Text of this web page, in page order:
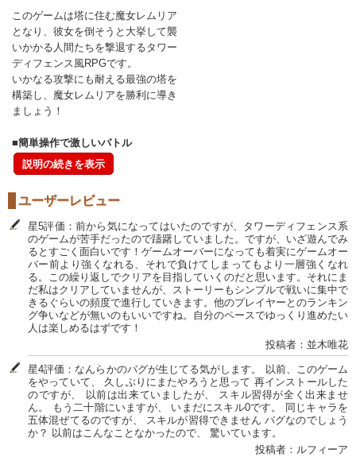
このゲームは塔に住む魔女レムリア
となり、彼女を倒そうと大挙して襲
いかかる人間たちを撃退するタワー
ディフェンス風RPGです。
いかなる攻撃にも耐える最強の塔を
構築し、魔女レムリアを勝利に導き
ましょう！
■簡単操作で激しいバトル
説明の続きを表示
ユーザーレビュー
星5評価：前から気になってはいたのですが、タワーディフェンス系
のゲームが苦手だったので躊躇していました。ですが、いざ遊んでみ
るとすごく面白いです！ゲームオーバーになっても着実にゲームオー
バー前より強くなれる、それで負けてしまってもより一層強くなれ
る。この繰り返しでクリアを目指していくのだと思います。それにま
だ私はクリアしていませんが、ストーリーもシンプルで戦いに集中で
きるぐらいの頻度で進行していきます。他のプレイヤーとのランキン
グ争いなどが無いのもいいですね。自分のペースでゆっくり進めたい
人は楽しめるはずです！
投稿者：並木唯花
星4評価：なんらかのバグが生じてる気がします。 以前、このゲーム
をやっていて、 久しぶりにまたやろうと思って 再インストールした
のですが、 以前は出来ていましたが、 スキル習得が全く出来ませ
ん。 もう二十階にいますが、 いまだにスキル0です。 同じキャラを
五体混ぜてるのですが、 スキルが習得できません バグなのでしょう
か？ 以前はこんなことなかったので、 驚いています。
投稿者：ルフィーア